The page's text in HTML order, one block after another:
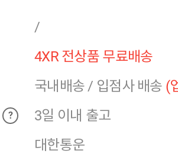
/
4XR 전상품 무료배송
국내배송 / 입점사 배송 (
?
3일 이내 출고
대한통운